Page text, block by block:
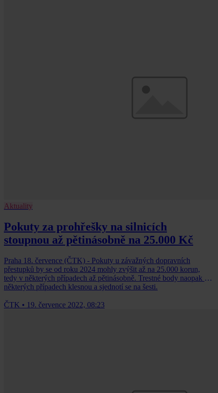
Aktuality
Pokuty za prohřešky na silnicích
stoupnou až pětinásobně na 25.000 Kč
Praha 18. července (ČTK) - Pokuty u závažných dopravních
přestupků by se od roku 2024 mohly zvýšit až na 25.000 korun,
tedy v některých případech až pětinásobně. Trestné body naopak v
některých případech klesnou a sjednotí se na šesti.
ČTK • 19. července 2022, 08:23